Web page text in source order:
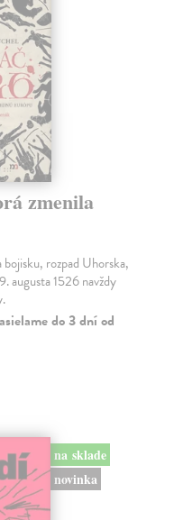
zmenila
rozpad Uhorska,
augusta 1526 navždy
do 3 dní od
na sklade
novinka